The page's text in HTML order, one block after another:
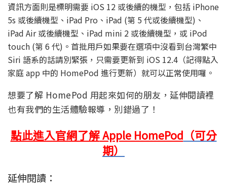
資訊方面則是標明需要 iOS 12 或後續的機型，包括 iPhone
5s 或後續機型、iPad Pro、iPad (第 5 代或後續機型)、
iPad Air 或後續機型、iPad mini 2 或後續機型，或 iPod
touch (第 6 代)。首批用戶如果要在選項中沒看到台灣繁中
Siri 語系的話請別緊張，只需要更新到 iOS 12.4（記得點入
家庭 app 中的 HomePod 進行更新）就可以正常使用囉。
想要了解 HomePod 用起來如何的朋友，延伸閱讀裡
也有我們的生活體驗報導，別錯過了！
點此進入官網了解Apple HomePod （可分
期）
延伸閱讀：